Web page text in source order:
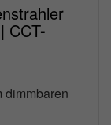
CCT-
dimmbaren